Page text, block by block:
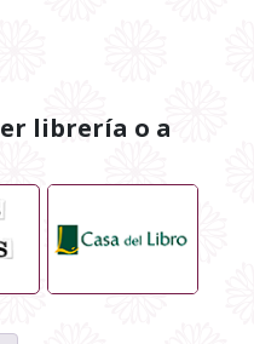
librería o a